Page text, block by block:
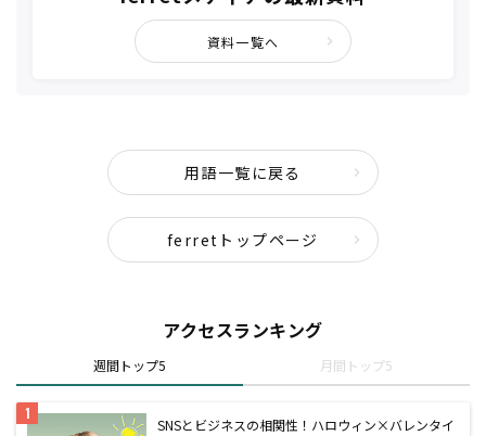
資料一覧へ
用語一覧に戻る
ferretトップページ
アクセスランキング
週間トップ5 月間トップ5
SNSとビジネスの相関性！ハロウィン×バレンタイ